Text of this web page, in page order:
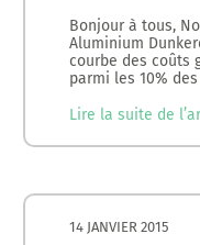
Bonjour à tous,
Aluminium
courbe des coûts
parmi les 10%
Lire la suite de
14 JANVIER 2015